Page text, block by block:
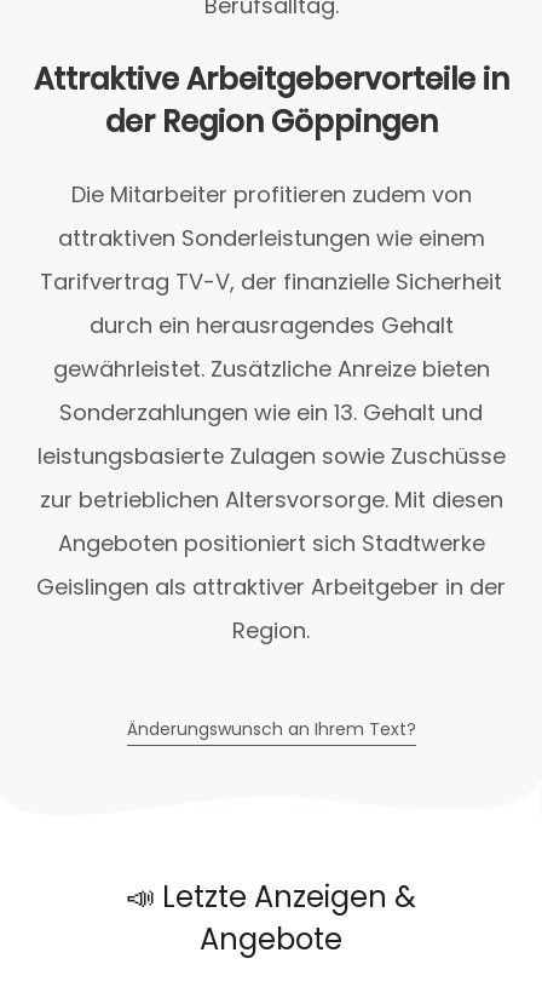
Attraktive Arbeitgebervorteile in
der Region Göppingen
Die Mitarbeiter profitieren zudem von
attraktiven Sonderleistungen wie einem
Tarifvertrag TV-V, der finanzielle Sicherheit
durch ein herausragendes Gehalt
gewährleistet. Zusätzliche Anreize bieten
Sonderzahlungen wie ein 13. Gehalt und
leistungsbasierte Zulagen sowie Zuschüsse
zur betrieblichen Altersvorsorge. Mit diesen
Angeboten positioniert sich Stadtwerke
Geislingen als attraktiver Arbeitgeber in der
Region.
Änderungswunsch an Ihrem Text?